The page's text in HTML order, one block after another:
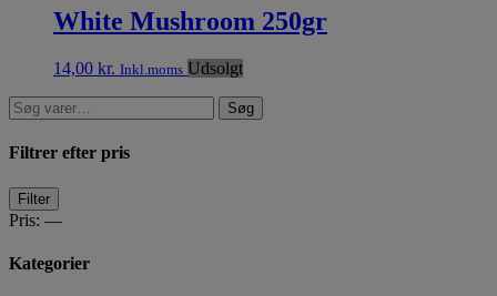
White Mushroom 250gr
14,00 kr. Inkl.moms Udsolgt
Søg
Filtrer efter pris
Filter
Pris: —
Kategorier